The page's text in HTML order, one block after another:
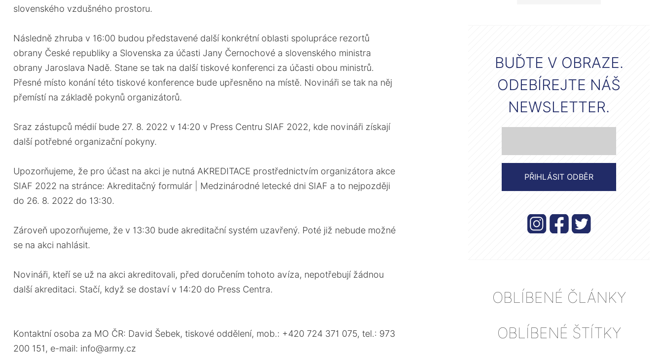
slovenského vzdušného prostoru.
Následně zhruba v 16:00 budou představené další konkrétní oblasti spolupráce rezortů
obrany České republiky a Slovenska za účasti Jany Černochové a slovenského ministra
obrany Jaroslava Nadě. Stane se tak na další tiskové konferenci za účasti obou ministrů.
Přesné místo konání této tiskové konference bude upřesněno na místě. Novináři se tak na něj
přemístí na základě pokynů organizátorů.
Sraz zástupců médií bude 27. 8. 2022 v 14:20 v Press Centru SIAF 2022, kde novináři získají
další potřebné organizační pokyny.
Upozorňujeme, že pro účast na akci je nutná AKREDITACE prostřednictvím organizátora akce
SIAF 2022 na stránce: Akreditačný formulár | Medzinárodné letecké dni SIAF a to nejpozději
do 26. 8. 2022 do 13:30.
Zároveň upozorňujeme, že v 13:30 bude akreditační systém uzavřený. Poté již nebude možné
se na akci nahlásit.
Novináři, kteří se už na akci akreditovali, před doručením tohoto avíza, nepotřebují žádnou
další akreditaci. Stačí, když se dostaví v 14:20 do Press Centra.
Kontaktní osoba za MO ČR: David Šebek, tiskové oddělení, mob.: +420 724 371 075, tel.: 973
200 151, e-mail: info@army.cz
BUĎTE V OBRAZE.
ODEBÍREJTE NÁŠ
NEWSLETTER.
OBLÍBENÉ ČLÁNKY
OBLÍBENÉ ŠTÍTKY